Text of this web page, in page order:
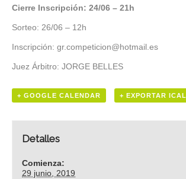
Cierre Inscripción: 24/06 – 21h
Sorteo: 26/06 – 12h
Inscripción: gr.competicion@hotmail.es
Juez Árbitro: JORGE BELLES
+ GOOGLE CALENDAR + EXPORTAR ICAL
Detalles
Comienza:
29 junio, 2019